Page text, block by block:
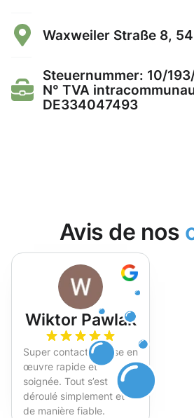
Waxweiler Straße 8,
Steuernummer: 10/
N° TVA
DE334047493
Avis de nos
Wiktor Pawlak
Super contact et mise en
œuvre rapide et
soignée. Tout s’est
déroulé simplement et
de manière fiable.